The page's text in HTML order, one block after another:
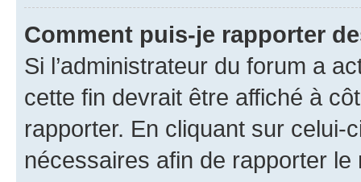
Comment puis-je rapporter
Si l’administrateur du forum a
cette fin devrait être affiché à
rapporter. En cliquant sur
nécessaires afin de rapporter le